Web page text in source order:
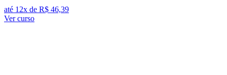
até 12x de R$ 46,39
Ver curso